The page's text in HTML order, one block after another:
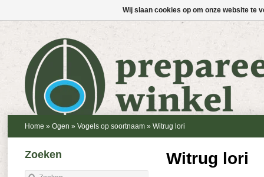
Home » Ogen » Vogels op soortnaam » Witrug lori
Witrug lori
Zoeken
Wij slaan cookies op om onze website te